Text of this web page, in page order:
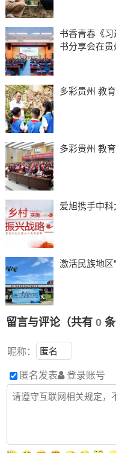
书香青春《
书分享会在
多彩贵州 教
多彩贵州 教
爱旭携手中
激活民族地区
留言与评论（共有 0条
昵称：
匿名发表 登录账号